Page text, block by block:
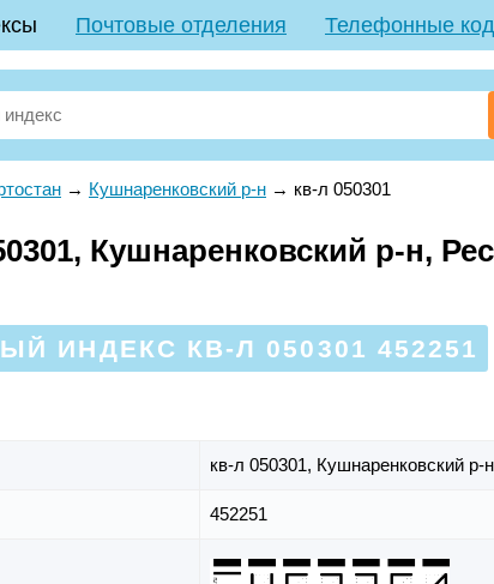
Почтовые отделения Телефонные
→ Кушнаренковский р-н → кв-л 050301
Кушнаренковский р-н,
ИНДЕКС КВ-Л 050301 452251
кв-л 050301, Кушнаренковский р-
452251